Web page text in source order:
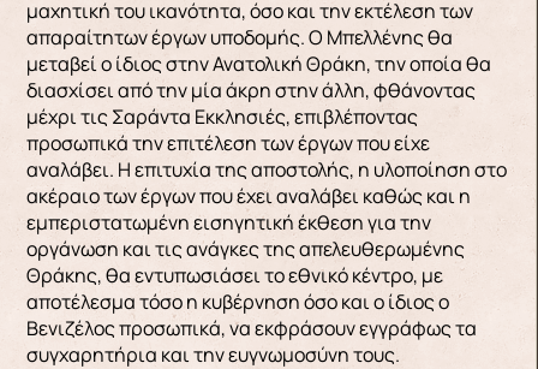
μαχητική του ικανότητα, όσο και την εκτέλεση των
απαραίτητων έργων υποδομής. Ο Μπελλένης θα
μεταβεί ο ίδιος στην Ανατολική Θράκη, την οποία θα
διασχίσει από την μία άκρη στην άλλη, φθάνοντας
μέχρι τις Σαράντα Εκκλησιές, επιβλέποντας
προσωπικά την επιτέλεση των έργων που είχε
αναλάβει. Η επιτυχία της αποστολής, η υλοποίηση στο
ακέραιο των έργων που έχει αναλάβει καθώς και η
εμπεριστατωμένη εισηγητική έκθεση για την
οργάνωση και τις ανάγκες της απελευθερωμένης
Θράκης, θα εντυπωσιάσει το εθνικό κέντρο, με
αποτέλεσμα τόσο η κυβέρνηση όσο και ο ίδιος ο
Βενιζέλος προσωπικά, να εκφράσουν εγγράφως τα
συγχαρητήρια και την ευγνωμοσύνη τους.